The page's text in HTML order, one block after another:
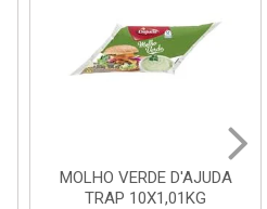
FRUTAS CRISTALIZADAS
CX 10KG